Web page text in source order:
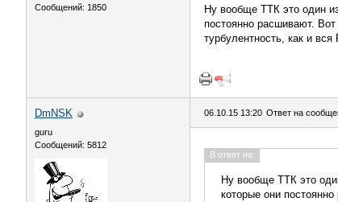
Сообщений: 1850
Ну вообще ТТК это один
постоянно расшивают.
турбулентность, как и
DmNSK
guru
Сообщений: 5812
06.10.15 13:20 Ответ на
В ответ на:
Ну вообще ТТК это
которые они